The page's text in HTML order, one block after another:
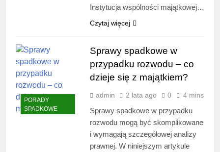
Instytucja wspólności majątkowej…
Czytaj więcej
PORADY
SPADKOWE
Sprawy spadkowe w
przypadku rozwodu – co
dzieje się z majątkiem?
admin 2 lata ago 0 4 mins
Sprawy spadkowe w przypadku
rozwodu mogą być skomplikowane
i wymagają szczegółowej analizy
prawnej. W niniejszym artykule